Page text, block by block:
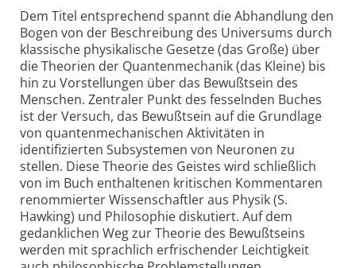
Dem Titel entsprechend spannt die Abhandlung den
Bogen von der Beschreibung des Universums durch
klassische physikalische Gesetze (das Große) über
die Theorien der Quantenmechanik (das Kleine) bis
hin zu Vorstellungen über das Bewußtsein des
Menschen. Zentraler Punkt des fesselnden Buches
ist der Versuch, das Bewußtsein auf die Grundlage
von quantenmechanischen Aktivitäten in
identifizierten Subsystemen von Neuronen zu
stellen. Diese Theorie des Geistes wird schließlich
von im Buch enthaltenen kritischen Kommentaren
renommierter Wissenschaftler aus Physik (S.
Hawking) und Philosophie diskutiert. Auf dem
gedanklichen Weg zur Theorie des Bewußtseins
werden mit sprachlich erfrischender Leichtigkeit